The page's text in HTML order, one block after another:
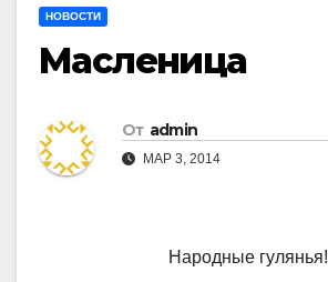
НОВОСТИ
Масленица
От admin
МАР 3, 2014
Народные гулянья!